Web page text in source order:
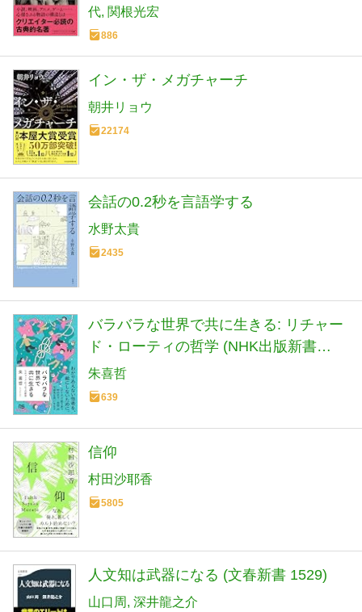
代 関根光宏
886
イン・ザ・メガチャーチ
朝井リョウ
22174
会話の0.2秒を言語学する
水野太貴
2435
バラバラな世界で共に生きる: リチャー
ド・ローティの哲学 (NHK出版新書
760)
朱喜哲
639
信仰
村田沙耶香
5805
人文知は武器になる (文春新書 1529)
山口周 深井龍之介